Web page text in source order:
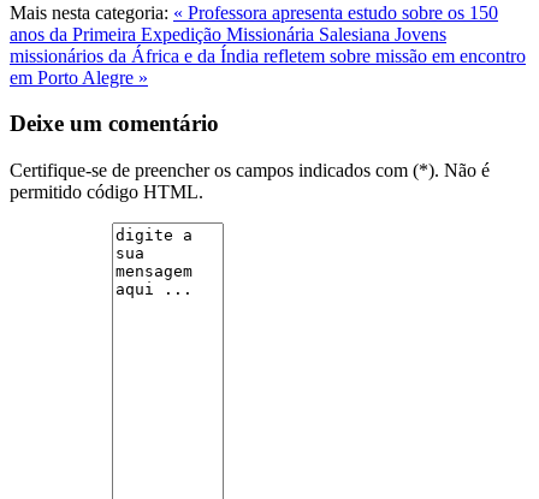
Mais nesta categoria: « Professora apresenta estudo sobre os 150
anos da Primeira Expedição Missionária Salesiana Jovens
missionários da África e da Índia refletem sobre missão em encontro
em Porto Alegre »
Deixe um comentário
Certifique-se de preencher os campos indicados com (*). Não é
permitido código HTML.